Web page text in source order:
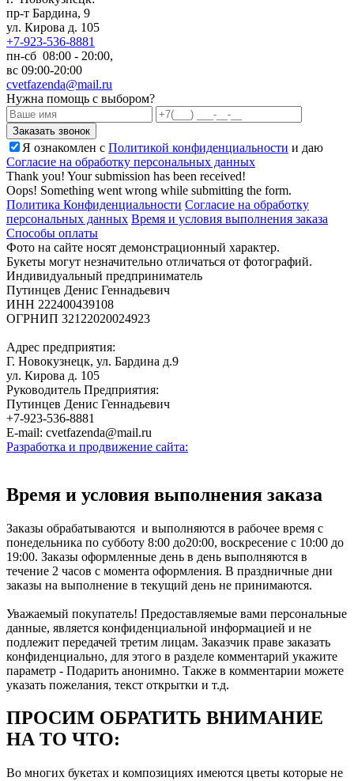
пр-т Бардина, 9
ул. Кирова д. 105
+7-923-536-8881
пн-сб 08:00 - 20:00,
вс 09:00-20:00
cvetfazenda@mail.ru
Нужна помощь с выбором?
Я ознакомлен с Политикой конфиденциальности и даю
Cогласие на обработку персональных данных
Thank you! Your submission has been received!
Oops! Something went wrong while submitting the form.
Политика Конфиденциальности Согласие на обработку
персональных данных Время и условия выполнения заказа
Способы оплаты
Фото на сайте носят демонстрационный характер.
Букеты могут незначительно отличаться от фотографий.
Индивидуальный предприниматель
Путинцев Денис Геннадьевич
ИНН 222400439108
ОГРНИП 32122020024923
Адрес предприятия:
Г. Новокузнецк, ул. Бардина д.9
ул. Кирова д. 105
Руководитель Предприятия:
Путинцев Денис Геннадьевич
+7-923-536-8881
E-mail: cvetfazenda@mail.ru
Разработка и продвижение сайта:
Время и условия выполнения заказа
Заказы обрабатываются и выполняются в рабочее время с
понедельника по субботу 8:00 до20:00, воскресение с 10:00 до
19:00. Заказы оформленные день в день выполняются в
течение 2 часов с момента оформления. В праздничные дни
заказы на выполнение в текущий день не принимаются.
Уважаемый покупатель! Предоставляемые вами персональные
данные, является конфиденциальной информацией и не
подлежит передачей третим лицам. Заказчик праве заказать
конфиденциально, для этого в разделе комментарий укажите
параметр - Подарить анонимно. Также в комментарии можете
указать пожелания, текст открытки и т.д.
ПРОСИМ ОБРАТИТЬ ВНИМАНИЕ
НА ТО ЧТО:
Во многих букетах и композициях имеются цветы которые не